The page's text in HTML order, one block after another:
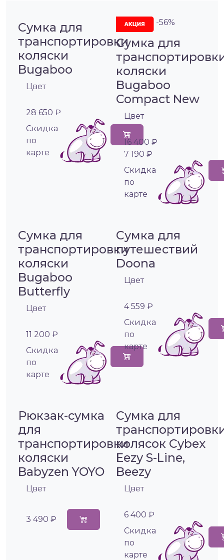
Сумка для
транспортировки
коляски
Bugaboo
Цвет
28 650 ₽
Cкидка
по
карте
-56%
Сумка для
коляски
Bugaboo
Compact New
Цвет
16 400 ₽
7 190 ₽
Cкидка
по
карте
Сумка для
транспортировки
коляски
Bugaboo
Butterfly
Цвет
11 200 ₽
Cкидка
по
карте
Сумка для
путешествий
Doona
Цвет
4 559 ₽
Cкидка
по
карте
Рюкзак-сумка
для
транспортировки
коляски
Babyzen YOYO
Цвет
3 490 ₽
Сумка для
колясок Cybex
Eezy S-Line,
Beezy
Цвет
6 400 ₽
Cкидка
по
карте